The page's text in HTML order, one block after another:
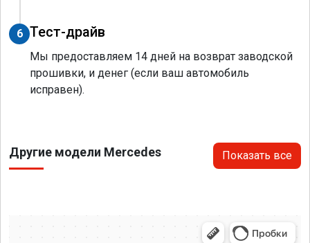
6 Тест-драйв
Мы предоставляем 14 дней на возврат заводской
прошивки, и денег (если ваш автомобиль
исправен).
Другие модели Mercedes Показать все